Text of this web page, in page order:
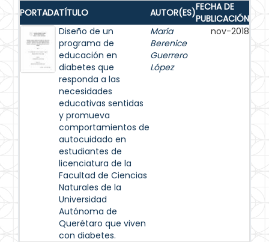
PORTADATÍTULO AUTOR(ES)FECHA DE
PUBLICACIÓN
Diseño de un
programa de
educación en
diabetes que
responda a las
necesidades
educativas sentidas
y promueva
comportamientos de
autocuidado en
estudiantes de
licenciatura de la
Facultad de Ciencias
Naturales de la
Universidad
Autónoma de
Querétaro que viven
con diabetes.
María
Berenice
Guerrero
López
nov-2018